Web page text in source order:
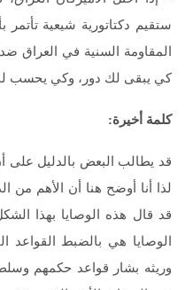
ستقيم دكتاتورية شيعية تأتمر
المقاومة السنية في العراق
كي يبقى لك دور، وكي يحسب لك
كلمة أخيرة:
قد يطالب البعض بالدليل على
لذا أنا أوضح هنا أن الأهم من
قد قال هذه الوصايا بهذا
الوصايا هي بالضبط
وريثه بشار قواعد حكمهم